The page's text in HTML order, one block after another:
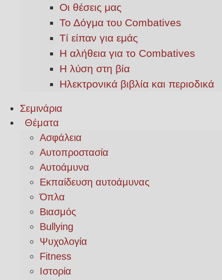
Οι θέσεις μας
Το Δόγμα του Combatives
Τί είπαν για εμάς
Η αλήθεια για το Combatives
Η λύση στη βία
Ηλεκτρονικά βιβλία και περιοδικά
Σεμινάρια
Θέματα
Ασφάλεια
Αυτοπροστασία
Αυτοάμυνα
Εκπαίδευση αυτοάμυνας
Όπλα
Βιασμός
Bullying
Ψυχολογία
Fitness
Ιστορία